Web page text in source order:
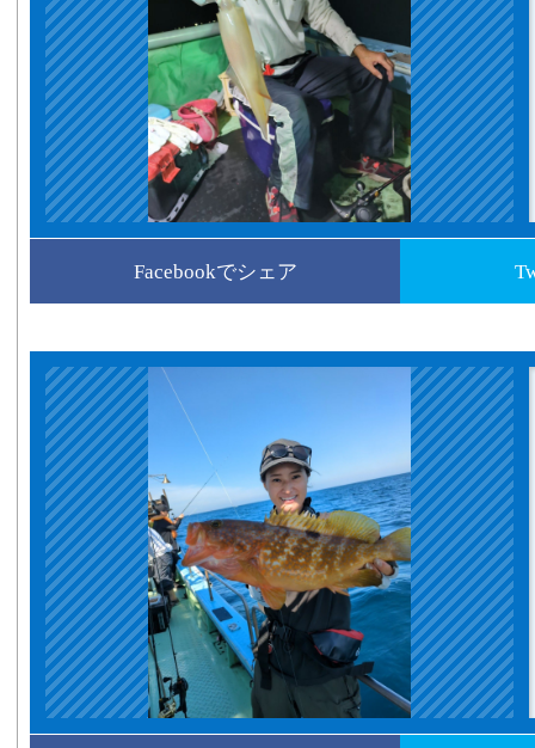
Facebookでシェア